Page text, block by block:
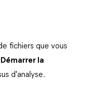
fichiers que vous
Démarrer la
d'analyse.